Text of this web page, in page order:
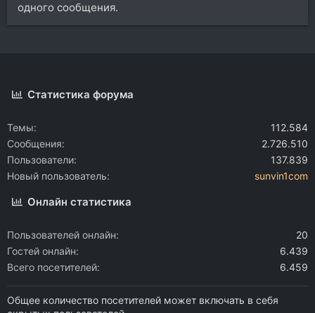
одного сообщения.
Статистика форума
Темы
112.584
Сообщения
2.726.510
Пользователи
137.839
Новый пользователь
sunvin1com
Онлайн статистика
Пользователей онлайн
20
Гостей онлайн
6.439
Всего посетителей
6.459
Общее количество посетителей может включать в себя